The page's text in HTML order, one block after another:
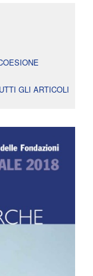
GLI ARTICOLI